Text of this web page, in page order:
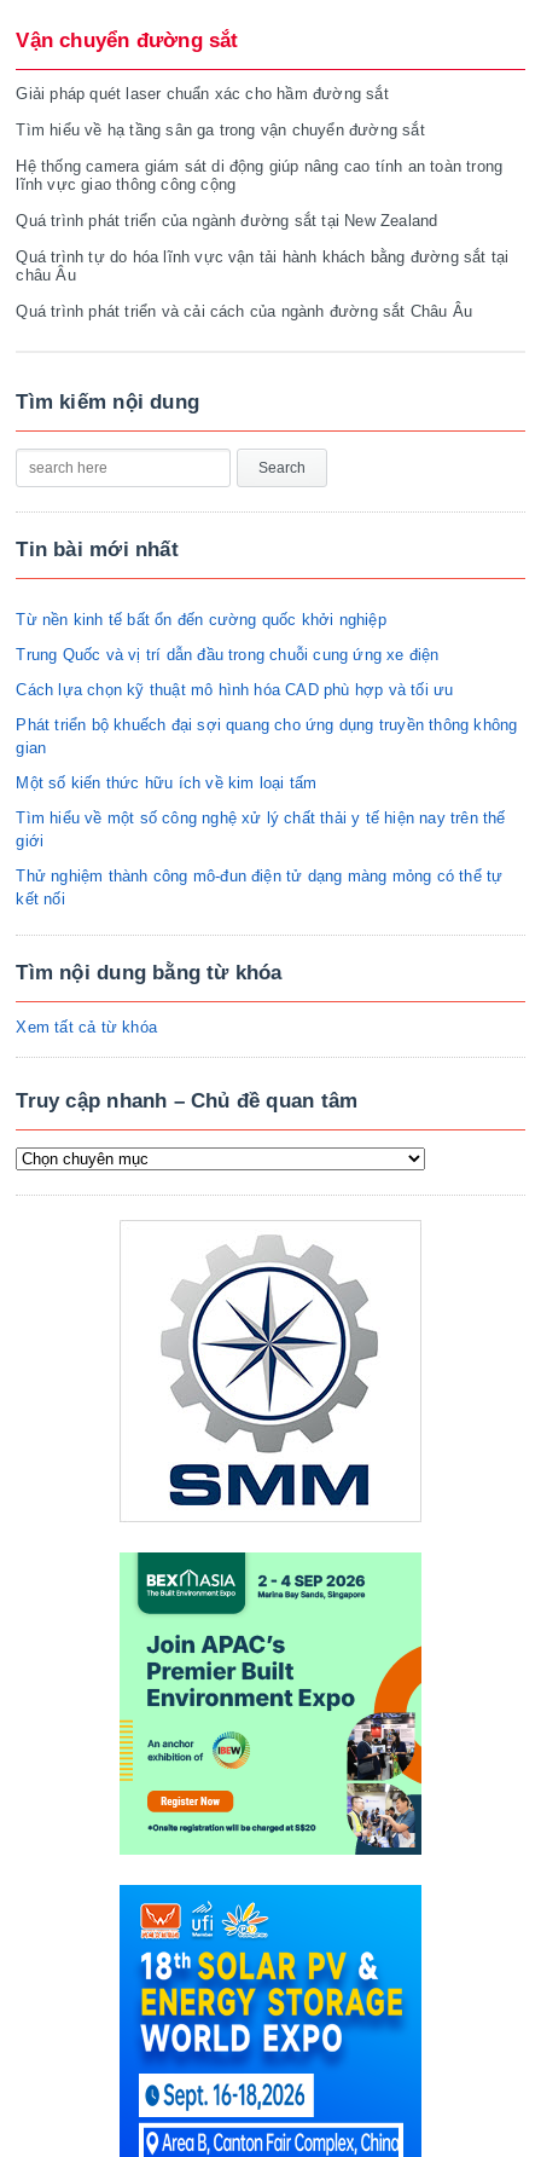
Vận chuyển đường sắt
Giải pháp quét laser chuẩn xác cho hầm đường sắt
Tìm hiểu về hạ tầng sân ga trong vận chuyển đường sắt
Hệ thống camera giám sát di động giúp nâng cao tính an toàn trong
lĩnh vực giao thông công cộng
Quá trình phát triển của ngành đường sắt tại New Zealand
Quá trình tự do hóa lĩnh vực vận tải hành khách bằng đường sắt tại
châu Âu
Quá trình phát triển và cải cách của ngành đường sắt Châu Âu
Tìm kiếm nội dung
Tin bài mới nhất
Từ nền kinh tế bất ổn đến cường quốc khởi nghiệp
Trung Quốc và vị trí dẫn đầu trong chuỗi cung ứng xe điện
Cách lựa chọn kỹ thuật mô hình hóa CAD phù hợp và tối ưu
Phát triển bộ khuếch đại sợi quang cho ứng dụng truyền thông không
gian
Một số kiến thức hữu ích về kim loại tấm
Tìm hiểu về một số công nghệ xử lý chất thải y tế hiện nay trên thế
giới
Thử nghiệm thành công mô-đun điện tử dạng màng mỏng có thể tự
kết nối
Tìm nội dung bằng từ khóa
Xem tất cả từ khóa
Truy cập nhanh – Chủ đề quan tâm